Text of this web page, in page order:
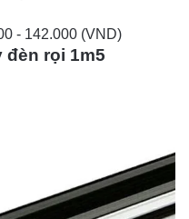
- 142.000 (VND)
rọi 1m5